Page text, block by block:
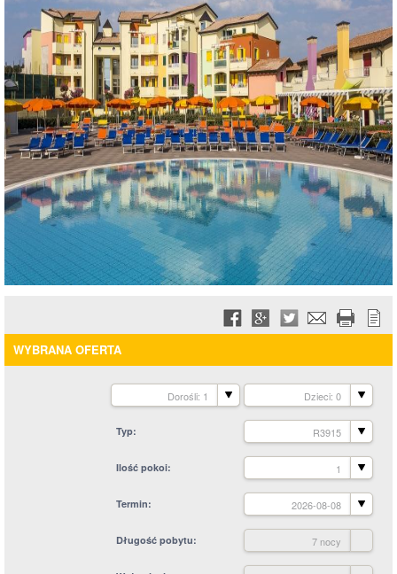
WYBRANA OFERTA
Dorośli: 1 Dzieci: 0
Typ R3915
Ilość pokoi 1
Termin 2026-08-08
Długość pobytu 7 nocy